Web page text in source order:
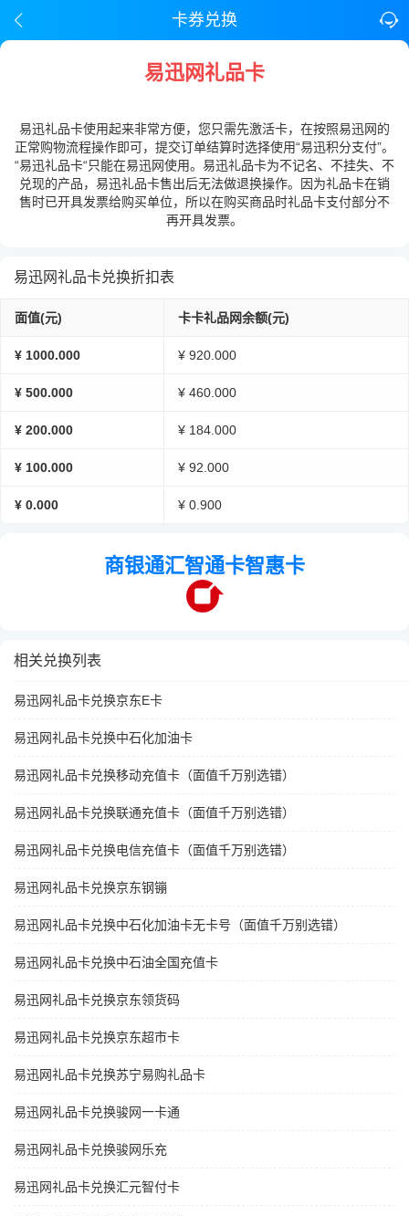
卡券兑换
易迅网礼品卡
易迅礼品卡使用起来非常方便，您只需先激活卡，在按照易迅网的
正常购物流程操作即可，提交订单结算时选择使用“易迅积分支付”。
“易迅礼品卡“只能在易迅网使用。易迅礼品卡为不记名、不挂失、不
兑现的产品，易迅礼品卡售出后无法做退换操作。因为礼品卡在销
售时已开具发票给购买单位，所以在购买商品时礼品卡支付部分不
再开具发票。
易迅网礼品卡兑换折扣表
面值(元) 卡卡礼品网余额(元)
¥ 1000.000 ¥ 920.000
¥ 500.000 ¥ 460.000
¥ 200.000 ¥ 184.000
¥ 100.000 ¥ 92.000
¥ 0.000 ¥ 0.900
商银通汇智通卡智惠卡
相关兑换列表
易迅网礼品卡兑换京东E卡
易迅网礼品卡兑换中石化加油卡
易迅网礼品卡兑换移动充值卡（面值千万别选错）
易迅网礼品卡兑换联通充值卡（面值千万别选错）
易迅网礼品卡兑换电信充值卡（面值千万别选错）
易迅网礼品卡兑换京东钢镚
易迅网礼品卡兑换中石化加油卡无卡号（面值千万别选错）
易迅网礼品卡兑换中石油全国充值卡
易迅网礼品卡兑换京东领货码
易迅网礼品卡兑换京东超市卡
易迅网礼品卡兑换苏宁易购礼品卡
易迅网礼品卡兑换骏网一卡通
易迅网礼品卡兑换骏网乐充
易迅网礼品卡兑换汇元智付卡